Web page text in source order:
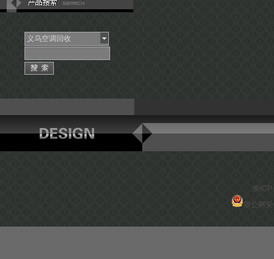
义乌空调回收
浙ICP
浙公网